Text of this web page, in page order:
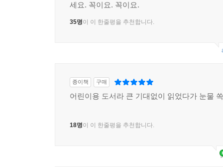
세요. 꼭이요. 꼭이요.
35명이 이 한줄평을 추천합니다.
종이책 구매
어린이용 도서라 큰 기대없이 읽었다가 눈물
18명이 이 한줄평을 추천합니다.